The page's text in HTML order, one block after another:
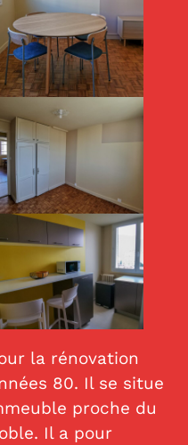
la rénovation
80. Il se situe
proche du
Il a pour